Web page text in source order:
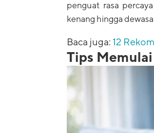
penguat rasa
kenang hingga
Baca juga: 12
Tips